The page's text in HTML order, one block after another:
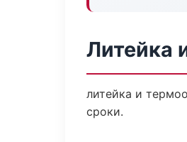
Литейка
литейка и
сроки.